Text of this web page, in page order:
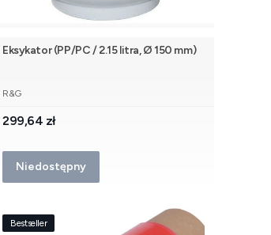
Eksykator (PP/PC / 2.15 litra, Ø 150 mm)
PRODUCENT
R&G
Cena
299,64 zł
Niedostępny
Bestseller